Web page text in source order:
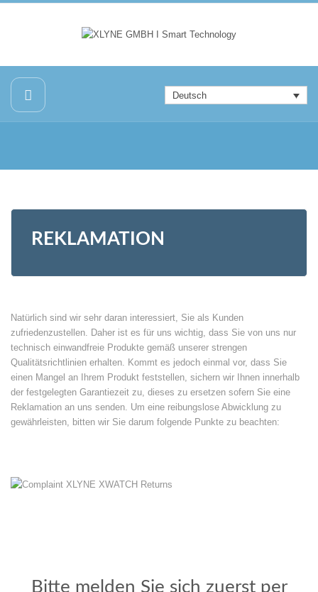
Deutsch
REKLAMATION
Natürlich sind wir sehr daran interessiert, Sie als Kunden
zufriedenzustellen. Daher ist es für uns wichtig, dass Sie von uns nur
technisch einwandfreie Produkte gemäß unserer strengen
Qualitätsrichtlinien erhalten. Kommt es jedoch einmal vor, dass Sie
einen Mangel an Ihrem Produkt feststellen, sichern wir Ihnen innerhalb
der festgelegten Garantiezeit zu, dieses zu ersetzen sofern Sie eine
Reklamation an uns senden. Um eine reibungslose Abwicklung zu
gewährleisten, bitten wir Sie darum folgende Punkte zu beachten:
Bitte melden Sie sich zuerst per
kontaktieren